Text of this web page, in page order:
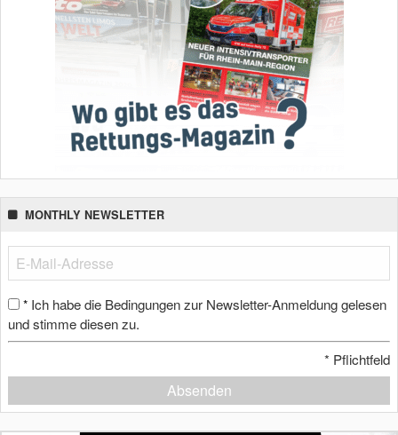
MONTHLY NEWSLETTER
* Ich habe die Bedingungen zur Newsletter-Anmeldung gelesen
und stimme diesen zu.
* Pflichtfeld
Absenden